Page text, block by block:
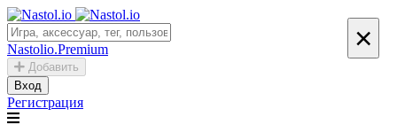
Nastolio.Premium
Добавить
Вход
Регистрация
×